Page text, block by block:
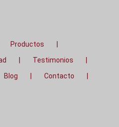
Productos
Testimonios
Blog
Contacto